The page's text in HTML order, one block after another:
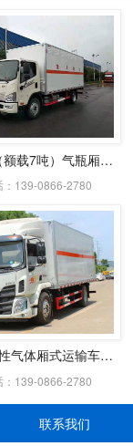
解放5.1米（额载7吨）气瓶厢式运输车
：139-0866-2780
东风柳汽毒性气体厢式运输车配置价格
：139-0866-2780
联系我们